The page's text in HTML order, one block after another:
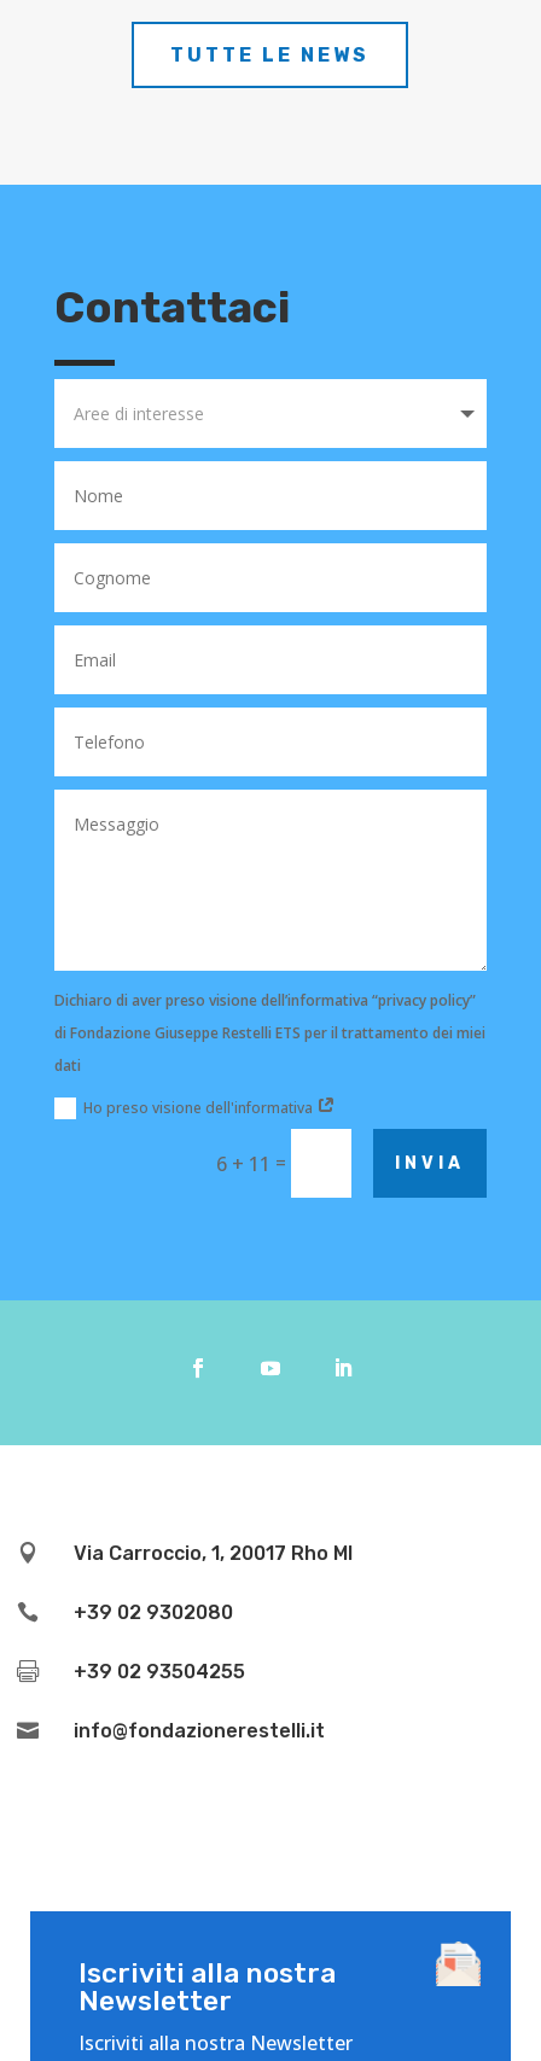
TUTTE LE NEWS
Contattaci
Dichiaro di aver preso visione dell’informativa “privacy policy”
di Fondazione Giuseppe Restelli ETS per il trattamento dei miei
dati
Ho preso visione dell'informativa
6 + 11 = INVIA
 Via Carroccio, 1, 20017 Rho MI
 +39 02 9302080
 +39 02 93504255
 info@fondazionerestelli.it
Iscriviti alla nostra
Newsletter
Iscriviti alla nostra Newsletter